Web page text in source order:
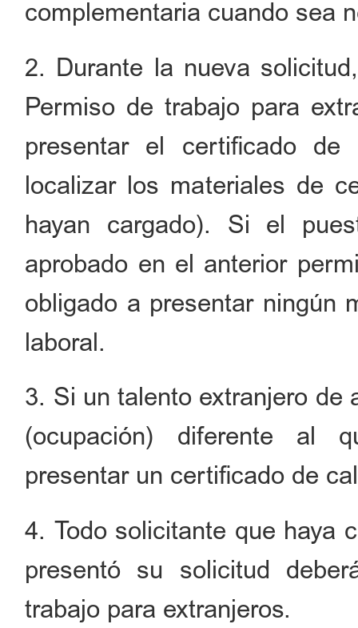
complementaria cuando sea
2. Durante la nueva
Permiso de trabajo para
presentar el certificado
localizar los materiales de
hayan cargado). Si el
aprobado en el anterior
obligado a presentar ningún
laboral.
3. Si un talento extranjero de
(ocupación) diferente al
presentar un certificado de
4. Todo solicitante que haya
presentó su solicitud
trabajo para extranjeros.